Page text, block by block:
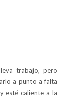
trabajo, pero
a punto a falta
esté caliente a la